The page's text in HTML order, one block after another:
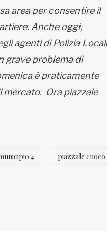
area per consentire il
Anche oggi,
agenti di Polizia
grave problema di
è praticamente
mercato. Ora piazzale
4
piazzale cuoco